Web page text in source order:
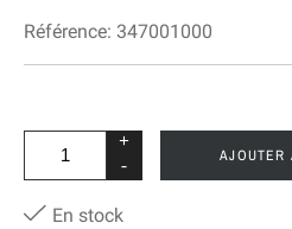
Référence: 347001000
+
-
AJOUTER
En stock